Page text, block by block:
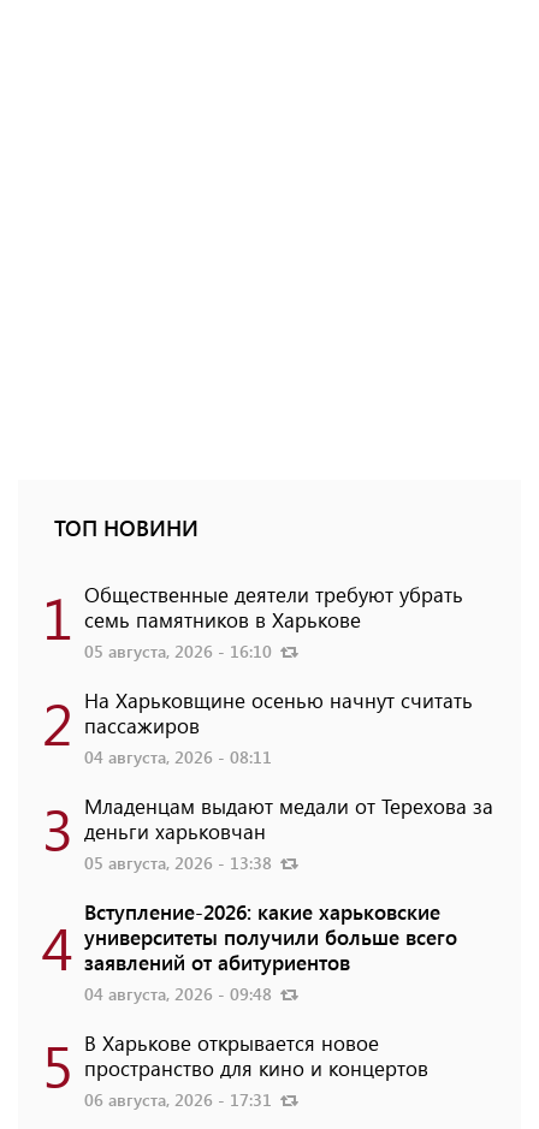
ТОП НОВИНИ
1 Общественные деятели требуют убрать
семь памятников в Харькове
05 августа, 2026 - 16:10
2 На Харьковщине осенью начнут считать
пассажиров
04 августа, 2026 - 08:11
3 Младенцам выдают медали от Терехова за
деньги харьковчан
05 августа, 2026 - 13:38
4 Вступление-2026: какие харьковские
университеты получили больше всего
заявлений от абитуриентов
04 августа, 2026 - 09:48
5 В Харькове открывается новое
пространство для кино и концертов
06 августа, 2026 - 17:31